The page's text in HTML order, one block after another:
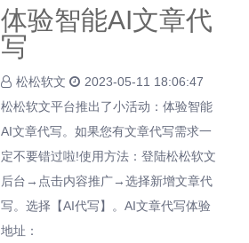
体验智能AI文章代
写
松松软文
2023-05-11 18:06:47
松松软文平台推出了小活动：体验智能
AI文章代写。如果您有文章代写需求一
定不要错过啦!使用方法：登陆松松软文
后台→点击内容推广→选择新增文章代
写。选择【AI代写】。AI文章代写体验
地址：